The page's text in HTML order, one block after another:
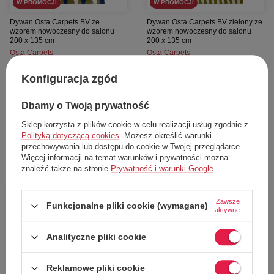
W PROMOCJI
Dywan Osta Carpets BV ze
wzorem nowoczesny do salonu
200 x 135 cm
Osta Carpets
Cena katalogowa:1 829,00 zł
Dodaj do koszyka
uniwersalny
W PROMOCJI
Dywan Osta Carpets BV zielony ze
wzorem nowoczesny do salonu
200 x 135 cm
Osta Carpets
Dodaj do koszyka
uniwersalny
Konfiguracja zgód
Dbamy o Twoją prywatność
Sklep korzysta z plików cookie w celu realizacji usług zgodnie z
Polityką dotyczącą cookies. Możesz określić warunki
przechowywania lub dostępu do cookie w Twojej przeglądarce.
Więcej informacji na temat warunków i prywatności można
znaleźć także na stronie Prywatność i warunki Google.
Funkcjonalne pliki cookie (wymagane)
Zawsze
aktywne
Analityczne pliki cookie
Reklamowe pliki cookie